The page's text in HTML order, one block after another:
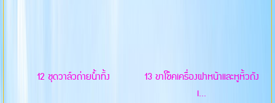
12 ชุดวาล์วถ่ายน้ำทิ้ง
13 ขาโช๊คเครื่องฝาหน้าและหูหิ้วถัง
เ...